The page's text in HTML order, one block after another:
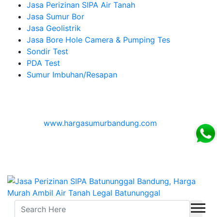
Jasa Perizinan SIPA Air Tanah
Jasa Sumur Bor
Jasa Geolistrik
Jasa Bore Hole Camera & Pumping Tes
Sondir Test
PDA Test
Sumur Imbuhan/Resapan
www.hargasumurbandung.com | Pembuatan
Izin SIPA Air Tanah, Sumur Bor, Geolistrik, Borehole